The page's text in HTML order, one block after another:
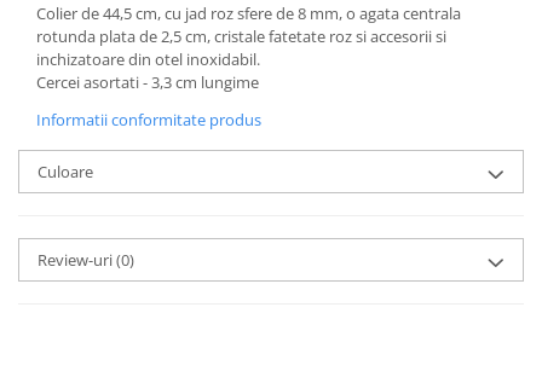
Colier de 44,5 cm, cu jad roz sfere de 8 mm, o agata centrala
rotunda plata de 2,5 cm, cristale fatetate roz si accesorii si
inchizatoare din otel inoxidabil.
Cercei asortati - 3,3 cm lungime
Informatii conformitate produs
Culoare
Review-uri(0)